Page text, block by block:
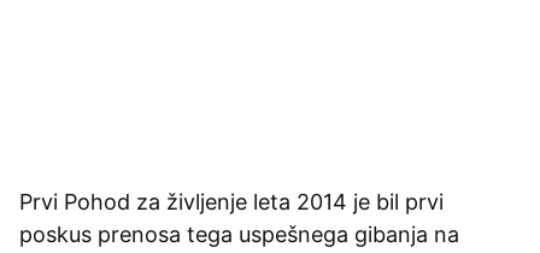
Prvi Pohod za življenje leta 2014 je bil prvi
poskus prenosa tega uspešnega gibanja na